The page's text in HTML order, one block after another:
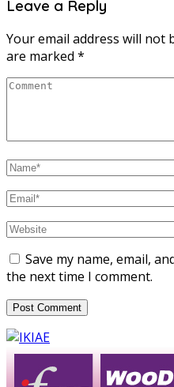
Leave a Reply
Your email address will not
are marked *
Save my name, email,
the next time I comment.